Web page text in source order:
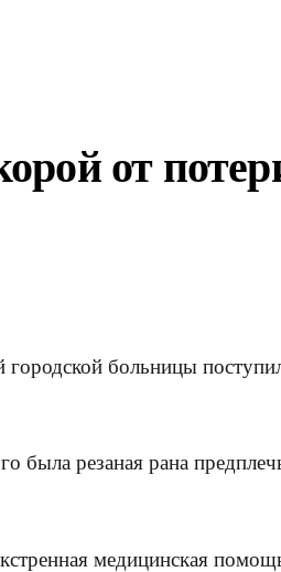
от
больницы
была резаная рана
медицинская